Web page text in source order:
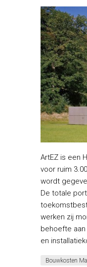
ArtEZ is een
voor ruim
wordt
De totale
werken zij
behoefte
en
Bouwkosten